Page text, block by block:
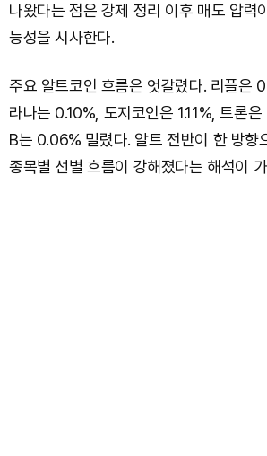
나왔다는 점은 강제 정리 이후 매도 압력
능성을 시사한다.
주요 알트코인 흐름은 엇갈렸다. 리플은
라나는 0.10%, 도지코인은 1.11%, 트론
B는 0.06% 밀렸다. 알트 전반이 한 방향
종목별 선별 흐름이 강해졌다는 해석이